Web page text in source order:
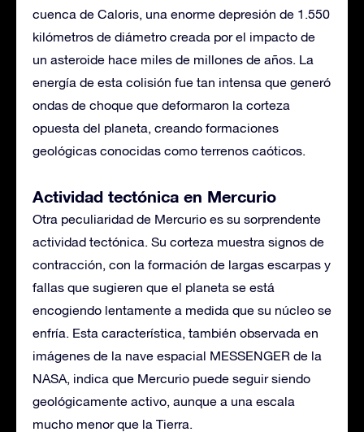
cuenca de Caloris, una enorme depresión de 1.550
kilómetros de diámetro creada por el impacto de
un asteroide hace miles de millones de años. La
energía de esta colisión fue tan intensa que generó
ondas de choque que deformaron la corteza
opuesta del planeta, creando formaciones
geológicas conocidas como terrenos caóticos.
Actividad tectónica en Mercurio
Otra peculiaridad de Mercurio es su sorprendente
actividad tectónica. Su corteza muestra signos de
contracción, con la formación de largas escarpas y
fallas que sugieren que el planeta se está
encogiendo lentamente a medida que su núcleo se
enfría. Esta característica, también observada en
imágenes de la nave espacial MESSENGER de la
NASA, indica que Mercurio puede seguir siendo
geológicamente activo, aunque a una escala
mucho menor que la Tierra.